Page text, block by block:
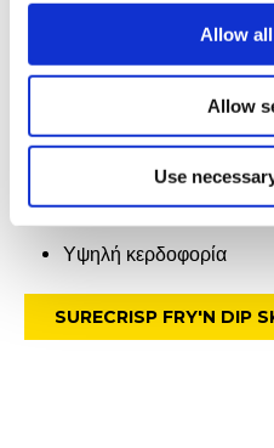
Allow
Allow
Use
Αξιοπιστία
Εύκολο και γρήγορο
Έµπνευση για
Υψηλή κερδοφορία
SURECRISP FRY'N DIP